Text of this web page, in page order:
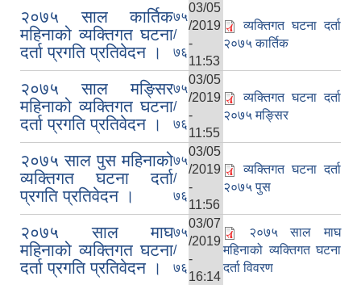
२०७५ साल कार्तिक
महिनाको व्यक्तिगत घटना
दर्ता प्रगति प्रतिवेदन ।
७५
/
७६
03/05
/2019
-
11:53
व्यक्तिगत घटना दर्ता
२०७५ कार्तिक
२०७५ साल मङ्सिर
महिनाको व्यक्तिगत घटना
दर्ता प्रगति प्रतिवेदन ।
७५
/
७६
03/05
/2019
-
11:55
व्यक्तिगत घटना दर्ता
२०७५ मङ्सिर
२०७५ साल पुस महिनाको
व्यक्तिगत घटना दर्ता
प्रगति प्रतिवेदन ।
७५
/
७६
03/05
/2019
-
11:56
व्यक्तिगत घटना दर्ता
२०७५ पुस
२०७५ साल माघ
महिनाको व्यक्तिगत घटना
दर्ता प्रगति प्रतिवेदन ।
७५
/
७६
03/07
/2019
-
16:14
२०७५ साल माघ
महिनाको व्यक्तिगत घटना
दर्ता विवरण